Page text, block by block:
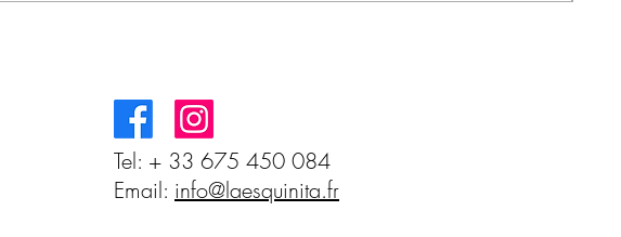
Tel: + 33 675 450 084
Email: info@laesquinita.fr